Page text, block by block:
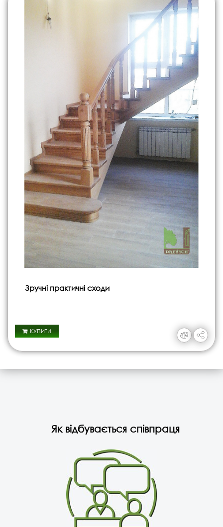
Зручні практичні сходи
КУПИТИ
Як відбувається співпраця